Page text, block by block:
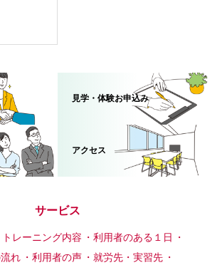
見学・体験お申込み
アクセス
サービス
トレーニング内容
利用者のある１日
れ
利用者の声
就労先・実習先